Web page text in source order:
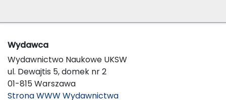
Wydawca
Wydawnictwo Naukowe UKSW
ul. Dewajtis 5, domek nr 2
01-815 Warszawa
Strona WWW Wydawnictwa